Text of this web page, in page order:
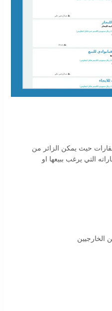
حيث يمكن الزائر من
التي يرغب ببيعها او